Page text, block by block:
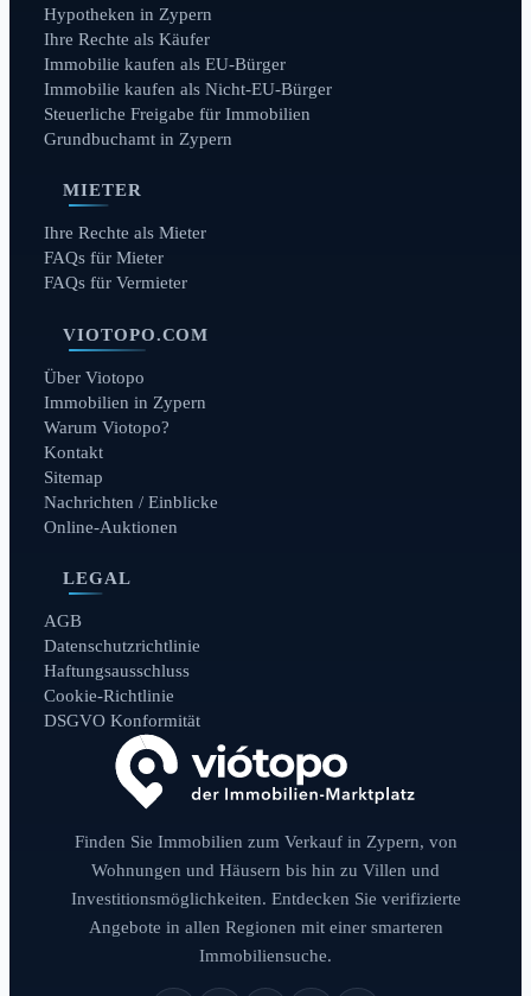
Hypotheken in Zypern
Ihre Rechte als Käufer
Immobilie kaufen als EU-Bürger
Immobilie kaufen als Nicht-EU-Bürger
Steuerliche Freigabe für Immobilien
Grundbuchamt in Zypern
MIETER
Ihre Rechte als Mieter
FAQs für Mieter
FAQs für Vermieter
VIOTOPO.COM
Über Viotopo
Immobilien in Zypern
Warum Viotopo?
Kontakt
Sitemap
Nachrichten / Einblicke
Online-Auktionen
LEGAL
AGB
Datenschutzrichtlinie
Haftungsausschluss
Cookie-Richtlinie
DSGVO Konformität
Finden Sie Immobilien zum Verkauf in Zypern, von
Wohnungen und Häusern bis hin zu Villen und
Investitionsmöglichkeiten. Entdecken Sie verifizierte
Angebote in allen Regionen mit einer smarteren
Immobiliensuche.